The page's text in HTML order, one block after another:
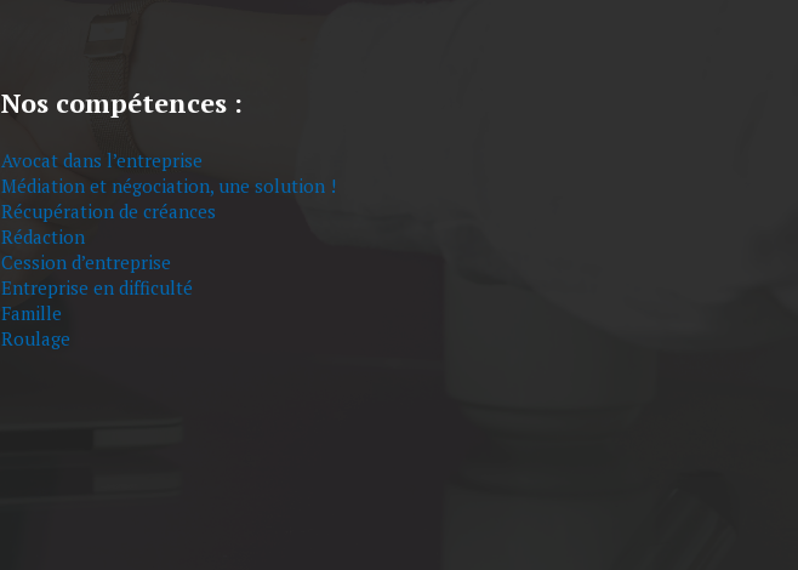
Nos compétences :
Avocat dans l’entreprise
Médiation et négociation, une solution !
Récupération de créances
Rédaction
Cession d’entreprise
Entreprise en difficulté
Famille
Roulage